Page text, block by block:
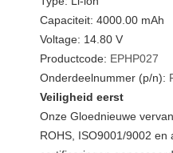
Capaciteit: 4000.00 mAh
Voltage: 14.80 V
Productcode: EPHP027
Onderdeelnummer (p/n):
Veiligheid eerst
Onze Gloednieuwe
ROHS, ISO9001/9002